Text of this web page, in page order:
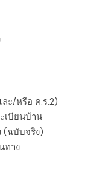
ะ/หรือ ค.ร.2)
เบียนบ้าน
(ฉบับจริง)
ทาง